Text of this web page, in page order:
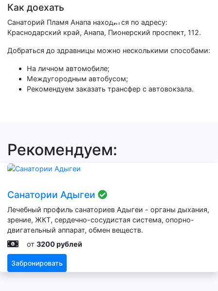
Как доехать
Санаторий Пламя Анапа находится по адресу:
Краснодарский край, Анапа, Пионерский проспект, 112.
Добраться до здравницы можно несколькими способами:
На личном автомобиле;
Междугородным автобусом;
Рекомендуем заказать трансфер с автовокзала.
Рекомендуем:
Санатории Адыгеи
Лечебный профиль санаториев Адыгеи - органы дыхания,
зрение, ЖКТ, сердечно-сосудистая система, опорно-
двигательный аппарат, обмен веществ.
от 3200 рублей
Забронировать